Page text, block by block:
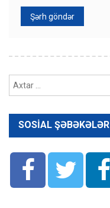
SOSIAL ŞƏBƏKƏLƏR